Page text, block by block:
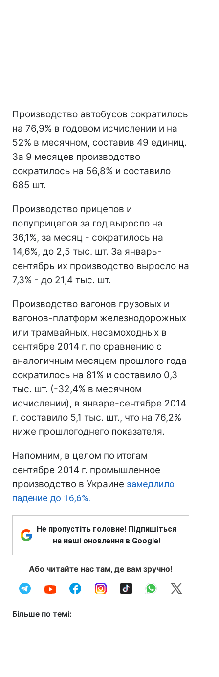
Производство автобусов сократилось
на 76,9% в годовом исчислении и на
52% в месячном, составив 49 единиц.
За 9 месяцев производство
сократилось на 56,8% и составило
685 шт.
Производство прицепов и
полуприцепов за год выросло на
36,1%, за месяц - сократилось на
14,6%, до 2,5 тыс. шт. За январь-
сентябрь их производство выросло на
7,3% - до 21,4 тыс. шт.
Производство вагонов грузовых и
вагонов-платформ железнодорожных
или трамвайных, несамоходных в
сентябре 2014 г. по сравнению с
аналогичным месяцем прошлого года
сократилось на 81% и составило 0,3
тыс. шт. (-32,4% в месячном
исчислении), в январе-сентябре 2014
г. составило 5,1 тыс. шт., что на 76,2%
ниже прошлогоднего показателя.
Напомним, в целом по итогам
сентябре 2014 г. промышленное
производство в Украине замедлило
падение до 16,6%.
Не пропустіть головне! Підпишіться
на наші оновлення в Google!
Або читайте нас там, де вам зручно!
Більше по темі: